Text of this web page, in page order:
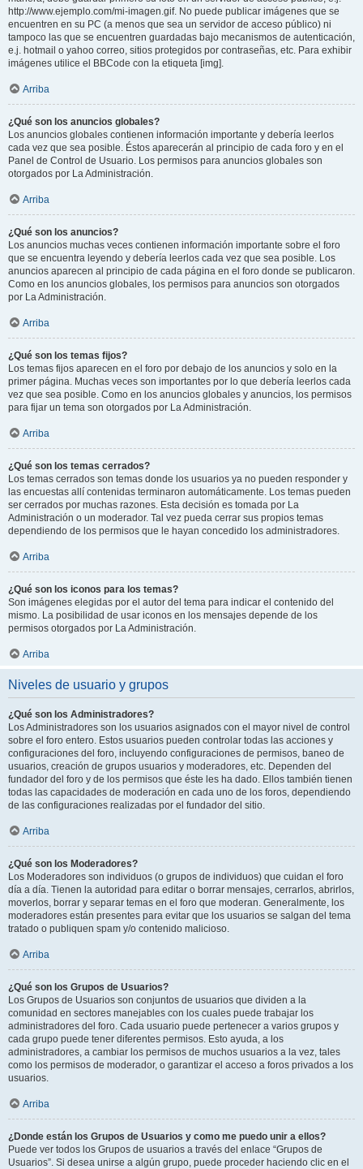
http://www.ejemplo.com/mi-imagen.gif. No puede publicar imágenes que se
encuentren en su PC (a menos que sea un servidor de acceso público) ni
tampoco las que se encuentren guardadas bajo mecanismos de autenticación,
e.j. hotmail o yahoo correo, sitios protegidos por contraseñas, etc. Para exhibir
imágenes utilice el BBCode con la etiqueta [img].
Arriba
¿Qué son los anuncios globales?
Los anuncios globales contienen información importante y debería leerlos
cada vez que sea posible. Éstos aparecerán al principio de cada foro y en el
Panel de Control de Usuario. Los permisos para anuncios globales son
otorgados por La Administración.
Arriba
¿Qué son los anuncios?
Los anuncios muchas veces contienen información importante sobre el foro
que se encuentra leyendo y debería leerlos cada vez que sea posible. Los
anuncios aparecen al principio de cada página en el foro donde se publicaron.
Como en los anuncios globales, los permisos para anuncios son otorgados
por La Administración.
Arriba
¿Qué son los temas fijos?
Los temas fijos aparecen en el foro por debajo de los anuncios y solo en la
primer página. Muchas veces son importantes por lo que debería leerlos cada
vez que sea posible. Como en los anuncios globales y anuncios, los permisos
para fijar un tema son otorgados por La Administración.
Arriba
¿Qué son los temas cerrados?
Los temas cerrados son temas donde los usuarios ya no pueden responder y
las encuestas allí contenidas terminaron automáticamente. Los temas pueden
ser cerrados por muchas razones. Esta decisión es tomada por La
Administración o un moderador. Tal vez pueda cerrar sus propios temas
dependiendo de los permisos que le hayan concedido los administradores.
Arriba
¿Qué son los iconos para los temas?
Son imágenes elegidas por el autor del tema para indicar el contenido del
mismo. La posibilidad de usar iconos en los mensajes depende de los
permisos otorgados por La Administración.
Arriba
Niveles de usuario y grupos
¿Qué son los Administradores?
Los Administradores son los usuarios asignados con el mayor nivel de control
sobre el foro entero. Estos usuarios pueden controlar todas las acciones y
configuraciones del foro, incluyendo configuraciones de permisos, baneo de
usuarios, creación de grupos usuarios y moderadores, etc. Dependen del
fundador del foro y de los permisos que éste les ha dado. Ellos también tienen
todas las capacidades de moderación en cada uno de los foros, dependiendo
de las configuraciones realizadas por el fundador del sitio.
Arriba
¿Qué son los Moderadores?
Los Moderadores son individuos (o grupos de individuos) que cuidan el foro
día a día. Tienen la autoridad para editar o borrar mensajes, cerrarlos, abrirlos,
moverlos, borrar y separar temas en el foro que moderan. Generalmente, los
moderadores están presentes para evitar que los usuarios se salgan del tema
tratado o publiquen spam y/o contenido malicioso.
Arriba
¿Qué son los Grupos de Usuarios?
Los Grupos de Usuarios son conjuntos de usuarios que dividen a la
comunidad en sectores manejables con los cuales puede trabajar los
administradores del foro. Cada usuario puede pertenecer a varios grupos y
cada grupo puede tener diferentes permisos. Esto ayuda, a los
administradores, a cambiar los permisos de muchos usuarios a la vez, tales
como los permisos de moderador, o garantizar el acceso a foros privados a los
usuarios.
Arriba
¿Donde están los Grupos de Usuarios y como me puedo unir a ellos?
Puede ver todos los Grupos de usuarios a través del enlace “Grupos de
Usuarios”. Si desea unirse a algún grupo, puede proceder haciendo clic en el